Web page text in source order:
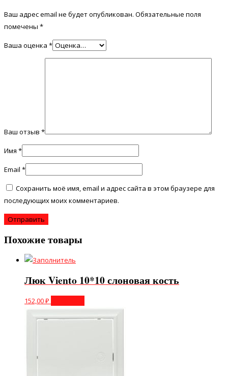
Ваш адрес email не будет опубликован. Обязательные поля
помечены *
Ваша оценка *
Ваш отзыв *
Имя *
Email *
Сохранить моё имя, email и адрес сайта в этом браузере для
последующих моих комментариев.
Похожие товары
Люк Viento 10*10 слоновая кость
152,00₽